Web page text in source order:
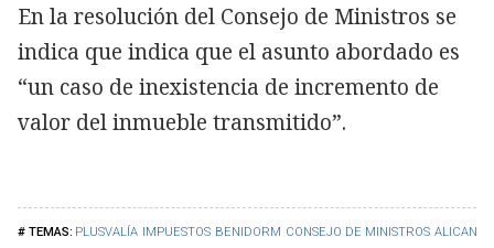
PLUSVALÍA IMPUESTOS BENIDORM CONSEJO DE MINISTROS ALICANTE
En la resolución del Consejo de Ministros se
indica que indica que el asunto abordado es
“un caso de inexistencia de incremento de
valor del inmueble transmitido”.